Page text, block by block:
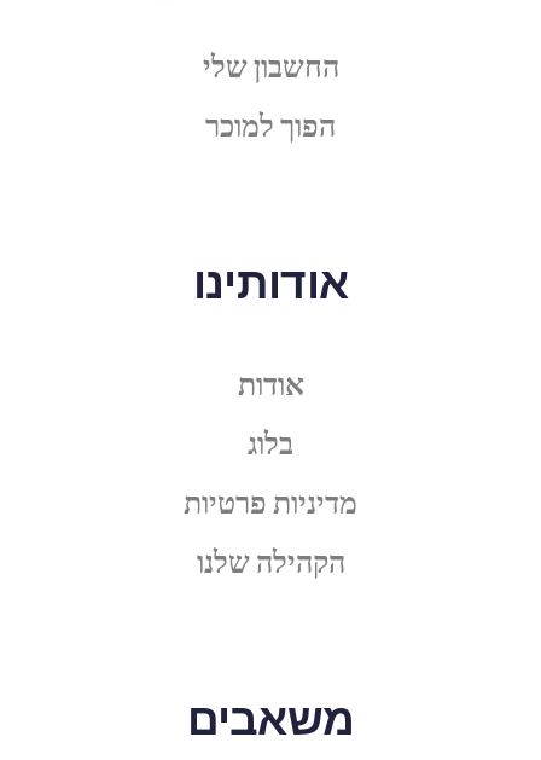
החשבון שלי
הפוך למוכר
אודותינו
אודות
בלוג
מדיניות פרטיות
הקהילה שלנו
משאבים